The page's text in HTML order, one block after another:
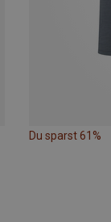
Du sparst 61%